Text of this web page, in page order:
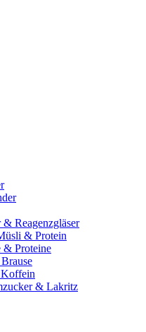
Reagenzgläser
& Protein
Proteine
& Lakritz